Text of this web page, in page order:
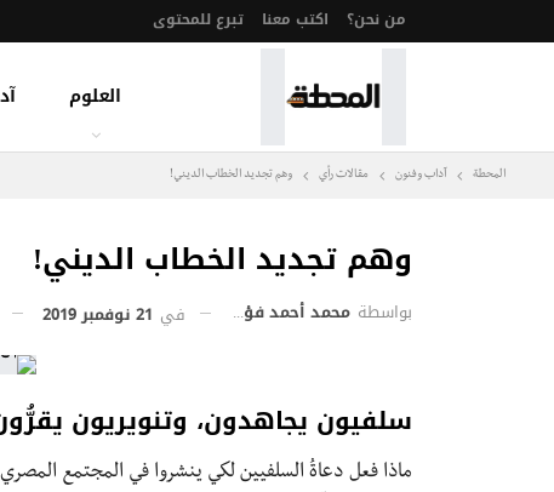
من نحن؟ اكتب معنا تبرع للمحتوى
العلوم
المحطة آداب وفنون مقالات رأي وهم تجديد الخطاب الديني!
وهم تجديد الخطاب الديني!
بواسطة محمد أحمد فؤاد في 21 نوفمبر 2019
سلفيون يجاهدون، وتنويريون
ماذا فعل دعاةُ السلفيين لكي ينشروا في المجتمع